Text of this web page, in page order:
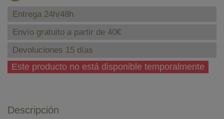
Entrega 24h/48h
Envío gratuito a partir de 40€
Devoluciones 15 días
Este producto no está disponible temporalmente
Descripción